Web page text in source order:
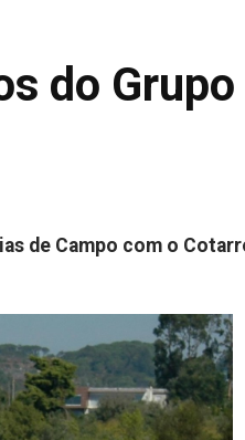
do Grupo
de Campo com o